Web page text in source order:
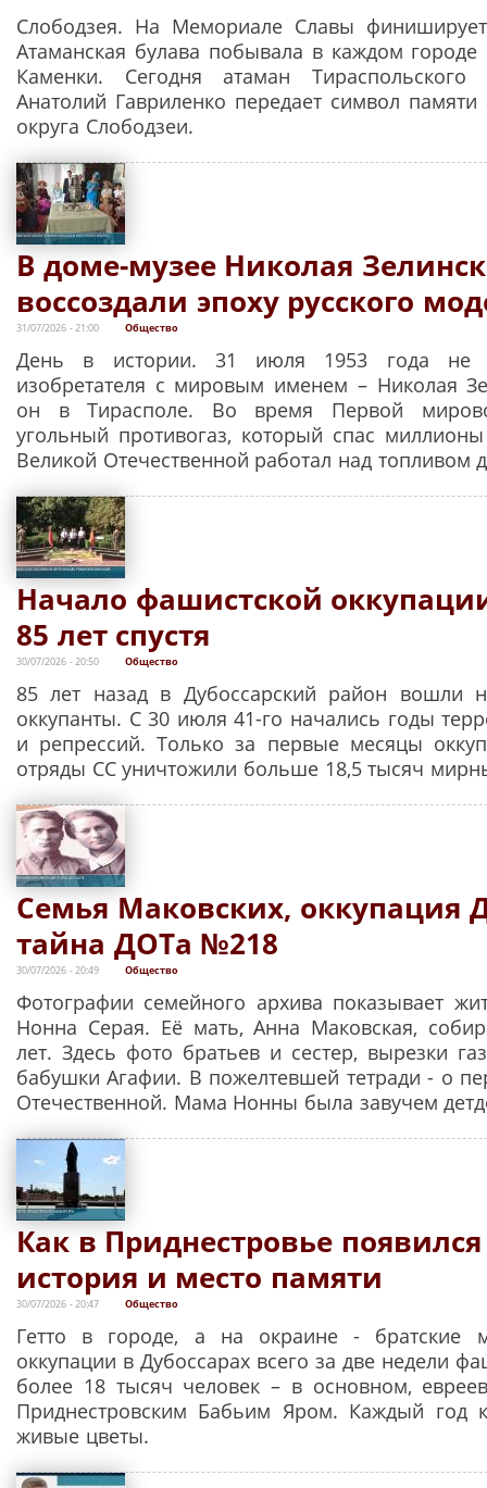
Слободзея. На Мемориале Славы
Атаманская булава побывала в каждом городе
Каменки. Сегодня атаман Тираспольского
Анатолий Гавриленко передает символ памяти
округа Слободзеи.
В доме-музее Николая
воссоздали эпоху русского
31/07/2026 - 21:00 Общество
День в истории. 31 июля 1953 года не
изобретателя с мировым именем – Николая
он в Тирасполе. Во время Первой
угольный противогаз, который спас
Великой Отечественной работал над топливом
Начало фашистской
85 лет спустя
30/07/2026 - 20:50 Общество
85 лет назад в Дубоссарский район вошли
оккупанты. С 30 июля 41-го начались годы
и репрессий. Только за первые месяцы
отряды СС уничтожили больше 18,5 тысяч
Семья Маковских, оккупация
тайна ДОТа №218
30/07/2026 - 20:49 Общество
Фотографии семейного архива показывает
Нонна Серая. Её мать, Анна Маковская,
лет. Здесь фото братьев и сестер, вырезки
бабушки Агафии. В пожелтевшей тетради - о
Отечественной. Мама Нонны была завучем
Как в Приднестровье
история и место памяти
30/07/2026 - 20:47 Общество
Гетто в городе, а на окраине - братские
оккупации в Дубоссарах всего за две недели
более 18 тысяч человек – в основном,
Приднестровским Бабьим Яром. Каждый год
живые цветы.